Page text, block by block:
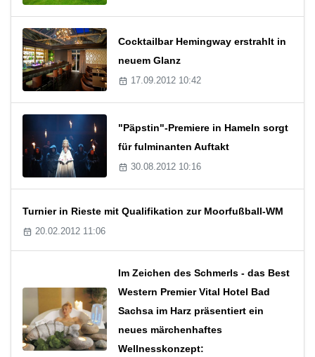
Cocktailbar Hemingway erstrahlt in
neuem Glanz
17.09.2012 10:42
"Päpstin"-Premiere in Hameln sorgt
für fulminanten Auftakt
30.08.2012 10:16
Turnier in Rieste mit Qualifikation zur Moorfußball-WM
20.02.2012 11:06
Im Zeichen des Schmerls - das Best
Western Premier Vital Hotel Bad
Sachsa im Harz präsentiert ein
neues märchenhaftes
Wellnesskonzept: